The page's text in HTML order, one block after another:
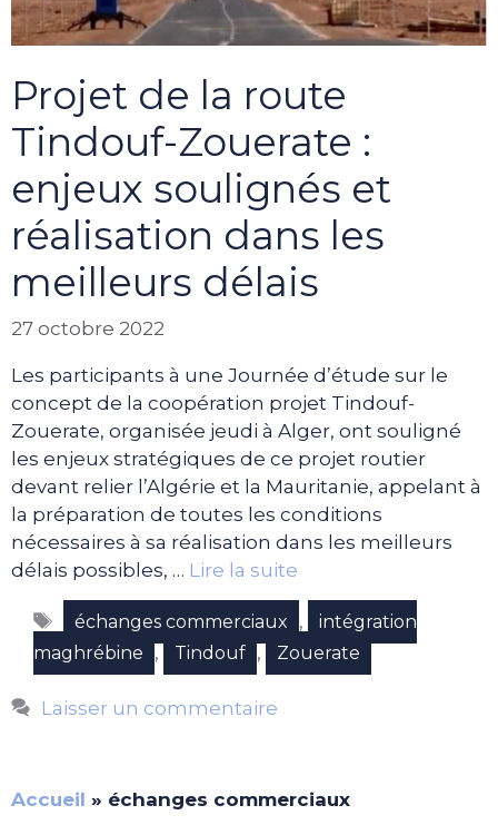
Projet de la route
Tindouf-Zouerate :
enjeux soulignés et
réalisation dans les
meilleurs délais
27 octobre 2022
Les participants à une Journée d’étude sur le
concept de la coopération projet Tindouf-
Zouerate, organisée jeudi à Alger, ont souligné
les enjeux stratégiques de ce projet routier
devant relier l’Algérie et la Mauritanie, appelant à
la préparation de toutes les conditions
nécessaires à sa réalisation dans les meilleurs
délais possibles, … Lire la suite
Étiquettes
échanges commerciaux ,
intégration
maghrébine
, Tindouf , Zouerate
Laisser un commentaire
Accueil » échanges commerciaux